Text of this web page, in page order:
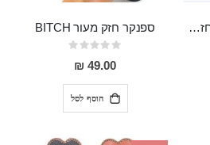
"Artur" רוקט פוקט מקצועי חזק במיוחד ספנקר חזק מעור BITCH
Rating:
0%
49.00 ₪
הוסף לסל